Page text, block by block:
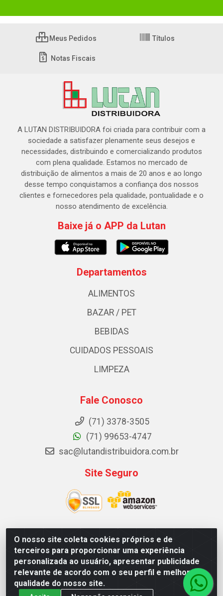
O nosso site coleta cookies próprios e de
terceiros para proporcionar uma experiência
personalizada ao usuário, apresentar publicidade
relevante de acordo com o seu perfil e melhorar a
qualidade do nosso site.
Meus Pedidos Títulos
Notas Fiscais
A LUTAN DISTRIBUIDORA foi criada para contribuir com a
sociedade a satisfazer plenamente seus desejos e
necessidades, distribuindo e comercializando produtos
com plena qualidade. Estamos no mercado de
distribuição de alimentos a mais de 20 anos e ao longo
desse tempo conquistamos a confiança dos nossos
clientes e fornecedores pela qualidade, pontualidade e o
nosso atendimento de excelência.
Baixe já o APP da Lutan
Departamentos
ALIMENTOS
BAZAR / PET
BEBIDAS
CUIDADOS PESSOAIS
LIMPEZA
Fale Conosco
(71) 3378-3505
(71) 99653-4747
sac@lutandistribuidora.com.br
Site Seguro
Lutan Distribuidora - Rua Dr. Gerino Souza Filho, 1525 -
Itinga - Lauro de Freitas / BA - CEP 42700-000 - CNPJ
05.156.713/0001-62